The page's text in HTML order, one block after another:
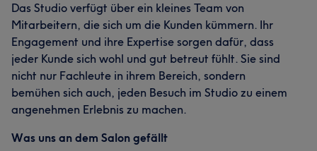
Das Studio verfügt über ein kleines Team von
Mitarbeitern, die sich um die Kunden kümmern. Ihr
Engagement und ihre Expertise sorgen dafür, dass
jeder Kunde sich wohl und gut betreut fühlt. Sie sind
nicht nur Fachleute in ihrem Bereich, sondern
bemühen sich auch, jeden Besuch im Studio zu einem
angenehmen Erlebnis zu machen.
Was uns an dem Salon gefällt